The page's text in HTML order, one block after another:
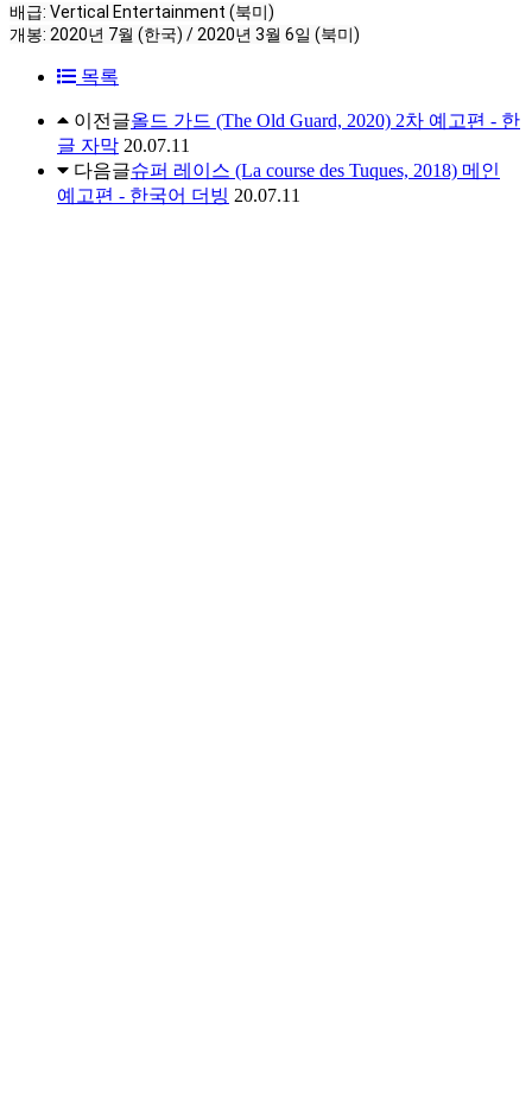
배급: Vertical Entertainment (북미)
개봉: 2020년 7월 (한국) / 2020년 3월 6일 (북미)
목록
이전글올드 가드 (The Old Guard, 2020) 2차 예고편 - 한
글 자막 20.07.11
다음글슈퍼 레이스 (La course des Tuques, 2018) 메인
예고편 - 한국어 더빙 20.07.11